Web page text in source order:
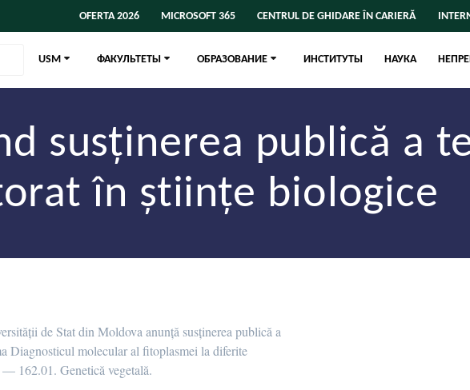
OFERTA 2026 MICROSOFT 365 CENTRUL DE GHIDARE ÎN CARIERĂ
USM ФАКУЛЬТЕТЫ ОБРАЗОВАНИЕ ИНСТИТУТЫ НАУКА
susținerea publică a
în științe biologice
de Stat din Moldova anunță susținerea publică a
Diagnosticul molecular al fitoplasmei la diferite
162.01. Genetică vegetală.